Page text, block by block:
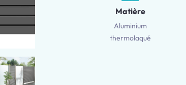
Matière
Aluminium
thermolaqué